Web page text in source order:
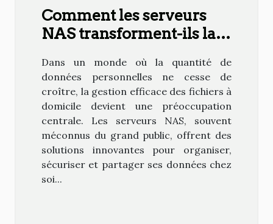
Comment les serveurs
NAS transforment-ils la
domicile ?
Dans un monde où la quantité de
données personnelles ne cesse de
croître, la gestion efficace des fichiers à
domicile devient une préoccupation
centrale. Les serveurs NAS, souvent
méconnus du grand public, offrent des
solutions innovantes pour organiser,
sécuriser et partager ses données chez
soi...